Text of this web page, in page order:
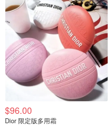
$96.00
Dior 限定版多用霜